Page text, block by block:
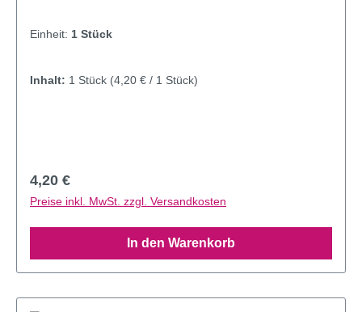
Einheit: 1 Stück
Inhalt: 1 Stück (4,20 € / 1 Stück)
Regulärer Preis:
4,20 €
Preise inkl. MwSt. zzgl. Versandkosten
In den Warenkorb